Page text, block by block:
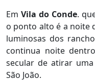
Em Vila do Conde.
o ponto alto é a noite
luminosas dos
continua noite
secular de atirar
São João.